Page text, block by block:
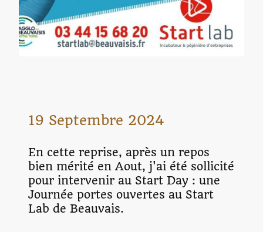
19 Septembre 2024
En cette reprise, après un repos
bien mérité en Aout, j'ai été sollicité
pour intervenir au Start Day : une
Journée portes ouvertes au Start
Lab de Beauvais.